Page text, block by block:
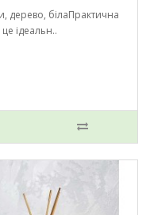
дерево, білаПрактична
ідеальн..